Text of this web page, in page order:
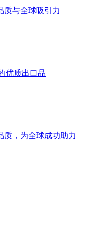
质与全球吸引力
优质出口品
质，为全球成功助力